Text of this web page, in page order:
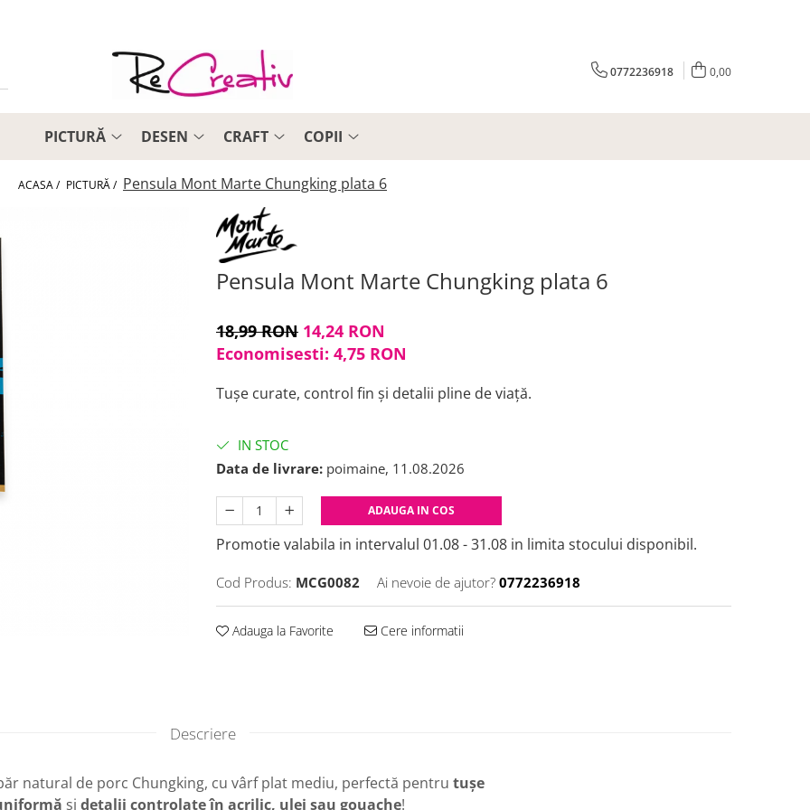
0772236918 0,00
PICTURĂ DESEN CRAFT COPII
ACASA / PICTURĂ / Pensula Mont Marte Chungking plata 6
Pensula Mont Marte Chungking plata 6
18,99 RON 14,24 RON
Economisesti: 4,75 RON
Tușe curate, control fin și detalii pline de viață.
IN STOC
Data de livrare: poimaine, 11.08.2026
ADAUGA IN COS
Promotie valabila in intervalul 01.08 - 31.08 in limita stocului disponibil.
Cod Produs: MCG0082 Ai nevoie de ajutor? 0772236918
Adauga la Favorite Cere informatii
Descriere
natural de porc Chungking, cu vârf plat mediu, perfectă pentru tușe
și detalii controlate în acrilic, ulei sau gouache!